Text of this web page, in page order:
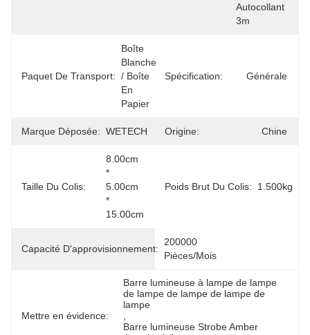
Autocollant
3m
Paquet De Transport:
Boîte
Blanche
/ Boîte
En
Papier
Spécification: Générale
Marque Déposée: WETECH Origine: Chine
Taille Du Colis:
8.00cm
*
5.00cm
*
15.00cm
Poids Brut Du Colis: 1.500kg
Capacité D'approvisionnement:
200000
Pièces/mois
Mettre en évidence:
Barre lumineuse à lampe de lampe
de lampe de lampe de lampe de
lampe
Barre lumineuse Strobe Amber